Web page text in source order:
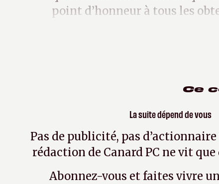
point d’honneur à tous les
Ce
La suite dépend de vous
Pas de publicité, pas
rédaction de Canard PC ne vit
Abonnez-vous et faites vivre